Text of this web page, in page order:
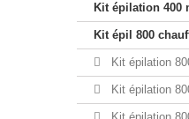
Kit épilation 400
Kit épil 800
Kit épilation
Kit épilation